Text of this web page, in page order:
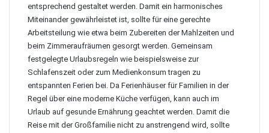
entsprechend gestaltet werden. Damit ein harmonisches
Miteinander gewährleistet ist, sollte für eine gerechte
Arbeitsteilung wie etwa beim Zubereiten der Mahlzeiten und
beim Zimmeraufräumen gesorgt werden. Gemeinsam
festgelegte Urlaubsregeln wie beispielsweise zur
Schlafenszeit oder zum Medienkonsum tragen zu
entspannten Ferien bei. Da Ferienhäuser für Familien in der
Regel über eine moderne Küche verfügen, kann auch im
Urlaub auf gesunde Ernährung geachtet werden. Damit die
Reise mit der Großfamilie nicht zu anstrengend wird, sollte